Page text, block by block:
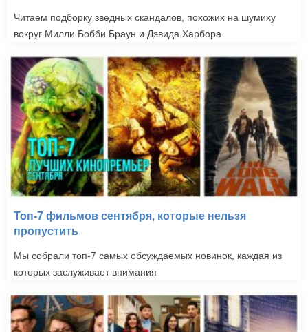
Читаем подборку зведных скандалов, похожих на шумиху
вокруг Милли Бобби Браун и Дэвида Харбора
Топ-7 фильмов сентября, которые нельзя
пропустить
Мы собрали топ-7 самых обсуждаемых новинок, каждая из
которых заслуживает внимания